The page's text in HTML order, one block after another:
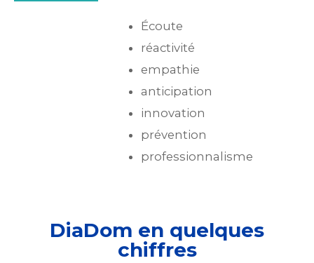
Écoute
réactivité
empathie
anticipation
innovation
prévention
professionnalisme
DiaDom en quelques
chiffres